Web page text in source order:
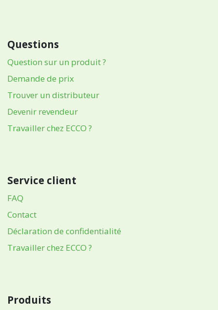
Questions
Question sur un produit ?
Demande de prix
Trouver un distributeur
Devenir revendeur
Travailler chez ECCO ?
Service client
FAQ
Contact
Déclaration de confidentialité
Travailler chez ECCO ?
Produits